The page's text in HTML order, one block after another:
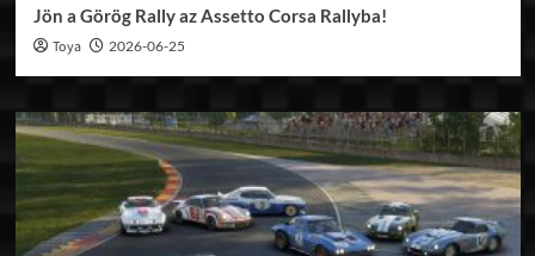
Jön a Görög Rally az Assetto Corsa Rallyba!
Toya 2026-06-25